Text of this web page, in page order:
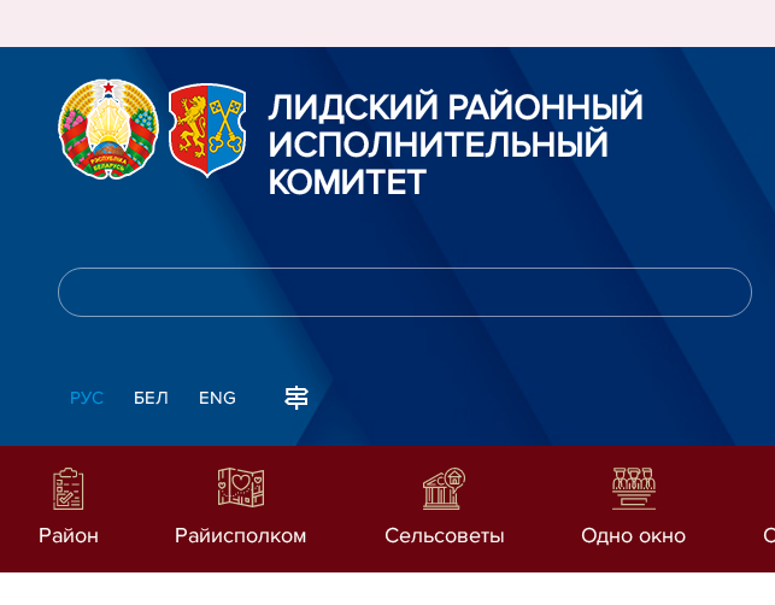
ЛИДСКИЙ РАЙОННЫЙ
ИСПОЛНИТЕЛЬНЫЙ
КОМИТЕТ
РУС БЕЛ ENG
Район Райисполком Сельсоветы Одно окно